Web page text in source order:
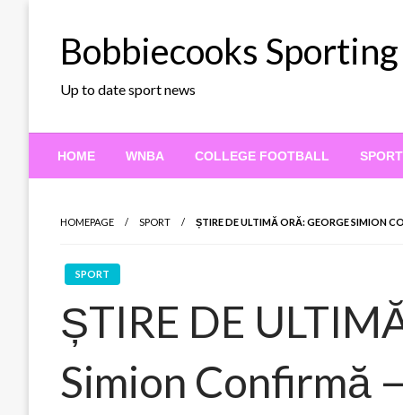
Bobbiecooks Sporting
Up to date sport news
HOME WNBA COLLEGE FOOTBALL SPORT
HOMEPAGE SPORT ȘTIRE DE ULTIMĂ ORĂ: GEORGE SIMION
SPORT
ȘTIRE DE
Simion Confirmă